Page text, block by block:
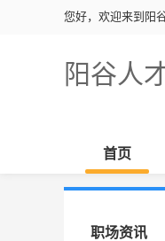
您好，欢迎来到阳
阳谷人
首页
职场资讯